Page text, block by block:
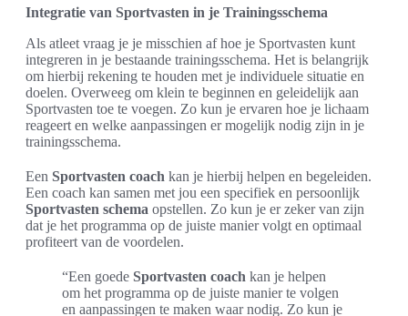
Integratie van Sportvasten in je Trainingsschema
Als atleet vraag je je misschien af hoe je Sportvasten kunt
integreren in je bestaande trainingsschema. Het is belangrijk
om hierbij rekening te houden met je individuele situatie en
doelen. Overweeg om klein te beginnen en geleidelijk aan
Sportvasten toe te voegen. Zo kun je ervaren hoe je lichaam
reageert en welke aanpassingen er mogelijk nodig zijn in je
trainingsschema.
Een Sportvasten coach kan je hierbij helpen en begeleiden.
Een coach kan samen met jou een specifiek en persoonlijk
Sportvasten schema opstellen. Zo kun je er zeker van zijn
dat je het programma op de juiste manier volgt en optimaal
profiteert van de voordelen.
“Een goede Sportvasten coach kan je helpen
om het programma op de juiste manier te volgen
en aanpassingen te maken waar nodig. Zo kun je